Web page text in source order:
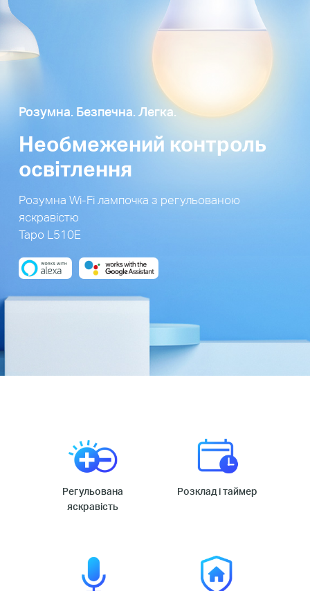
Розумна. Безпечна. Легка.
Необмежений контроль
освітлення
Розумна Wi-Fi лампочка з регульованою
яскравістю
Tapo L510E
Регульована
яскравість
Розклад і таймер